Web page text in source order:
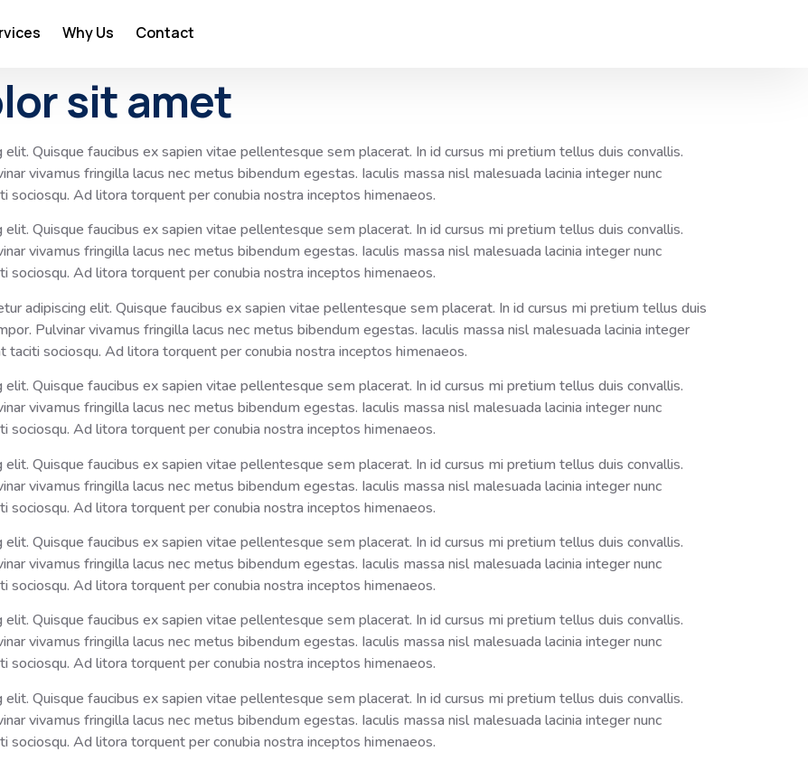
Why Us Contact
sit amet
Quisque faucibus ex sapien vitae pellentesque sem placerat. In id cursus mi pretium tellus duis convallis.
vivamus fringilla lacus nec metus bibendum egestas. Iaculis massa nisl malesuada lacinia integer nunc
Ad litora torquent per conubia nostra inceptos himenaeos.
Quisque faucibus ex sapien vitae pellentesque sem placerat. In id cursus mi pretium tellus duis convallis.
vivamus fringilla lacus nec metus bibendum egestas. Iaculis massa nisl malesuada lacinia integer nunc
Ad litora torquent per conubia nostra inceptos himenaeos.
adipiscing elit. Quisque faucibus ex sapien vitae pellentesque sem placerat. In id cursus mi pretium tellus duis
Pulvinar vivamus fringilla lacus nec metus bibendum egestas. Iaculis massa nisl malesuada lacinia integer
sociosqu. Ad litora torquent per conubia nostra inceptos himenaeos.
Quisque faucibus ex sapien vitae pellentesque sem placerat. In id cursus mi pretium tellus duis convallis.
vivamus fringilla lacus nec metus bibendum egestas. Iaculis massa nisl malesuada lacinia integer nunc
Ad litora torquent per conubia nostra inceptos himenaeos.
Quisque faucibus ex sapien vitae pellentesque sem placerat. In id cursus mi pretium tellus duis convallis.
vivamus fringilla lacus nec metus bibendum egestas. Iaculis massa nisl malesuada lacinia integer nunc
Ad litora torquent per conubia nostra inceptos himenaeos.
Quisque faucibus ex sapien vitae pellentesque sem placerat. In id cursus mi pretium tellus duis convallis.
vivamus fringilla lacus nec metus bibendum egestas. Iaculis massa nisl malesuada lacinia integer nunc
Ad litora torquent per conubia nostra inceptos himenaeos.
Quisque faucibus ex sapien vitae pellentesque sem placerat. In id cursus mi pretium tellus duis convallis.
vivamus fringilla lacus nec metus bibendum egestas. Iaculis massa nisl malesuada lacinia integer nunc
Ad litora torquent per conubia nostra inceptos himenaeos.
Quisque faucibus ex sapien vitae pellentesque sem placerat. In id cursus mi pretium tellus duis convallis.
vivamus fringilla lacus nec metus bibendum egestas. Iaculis massa nisl malesuada lacinia integer nunc
Ad litora torquent per conubia nostra inceptos himenaeos.